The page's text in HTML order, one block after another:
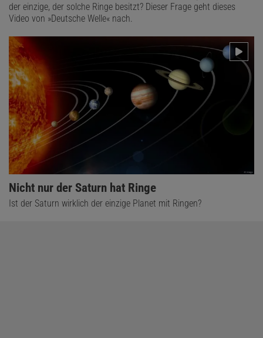
der einzige, der solche Ringe besitzt? Dieser Frage geht dieses
Video von »Deutsche Welle« nach.
Nicht nur der Saturn hat Ringe
Ist der Saturn wirklich der einzige Planet mit Ringen?